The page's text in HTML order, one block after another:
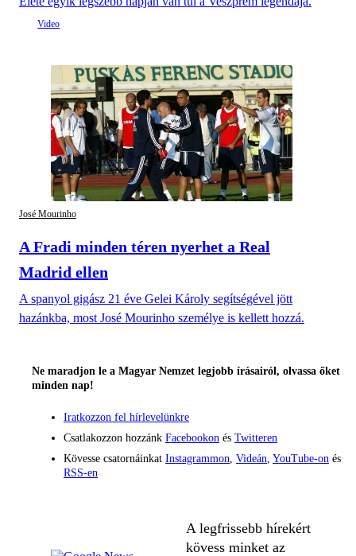
José Mourinho
A Fradi minden téren nyerhet a Real
Madrid ellen
A spanyol gigász 21 éve Gelei Károly segítségével jött
hazánkba, most José Mourinho személye is kellett hozzá.
Ne maradjon le a Magyar Nemzet legjobb írásairól, olvassa őket
minden nap!
Iratkozzon fel hírlevelünkre
Csatlakozzon hozzánk Facebookon és Twitteren
Kövesse csatornáinkat Instagrammon Videán YouTube-on és
RSS-en
A legfrissebb hírekért
kövess minket az